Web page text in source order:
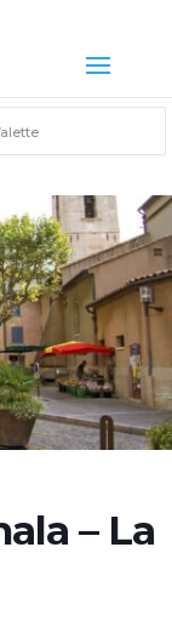
– La